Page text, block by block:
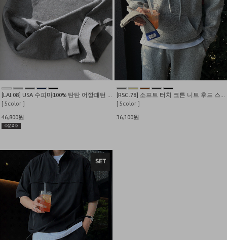
[LAI.08] USA 수피마100% 탄탄 어깡패턴 기모 맨투맨
[ 5color ]
46,800원
[RSC.78] 소프트 터치 코튼 니트 후드 스웨터
[ 5color ]
36,100원